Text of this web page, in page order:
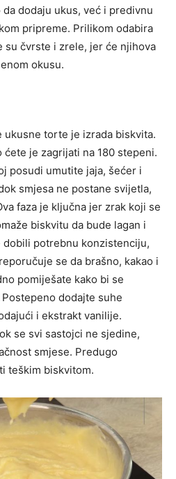
dodaju ukus, već i predivnu
pripreme. Prilikom odabira
su čvrste i zrele, jer će njihova
okusu.
ukusne torte je izrada biskvita.
je zagrijati na 180 stepeni.
posudi umutite jaja, šećer i
smjesa ne postane svijetla,
faza je ključna jer zrak koji se
biskvitu da bude lagan i
dobili potrebnu konzistenciju,
se da brašno, kakao i
pomiješate kako bi se
dodajte suhe
i ekstrakt vanilije.
se svi sastojci ne sjedine,
smjese. Predugo
teškim biskvitom.